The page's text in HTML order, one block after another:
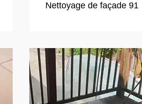
Nettoyage de façade 91